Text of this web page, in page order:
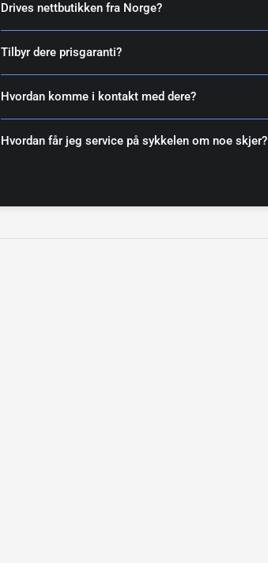
Drives nettbutikken fra Norge?
Tilbyr dere prisgaranti?
Hvordan komme i kontakt med dere?
Hvordan får jeg service på sykkelen om noe skjer?